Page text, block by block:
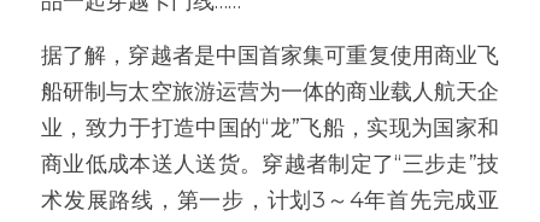
据了解，穿越者是中国首家集可重复使用商业飞
船研制与太空旅游运营为一体的商业载人航天企
业，致力于打造中国的“龙”飞船，实现为国家和
商业低成本送人送货。穿越者制定了“三步走”技
术发展路线，第一步，计划3～4年首先完成亚